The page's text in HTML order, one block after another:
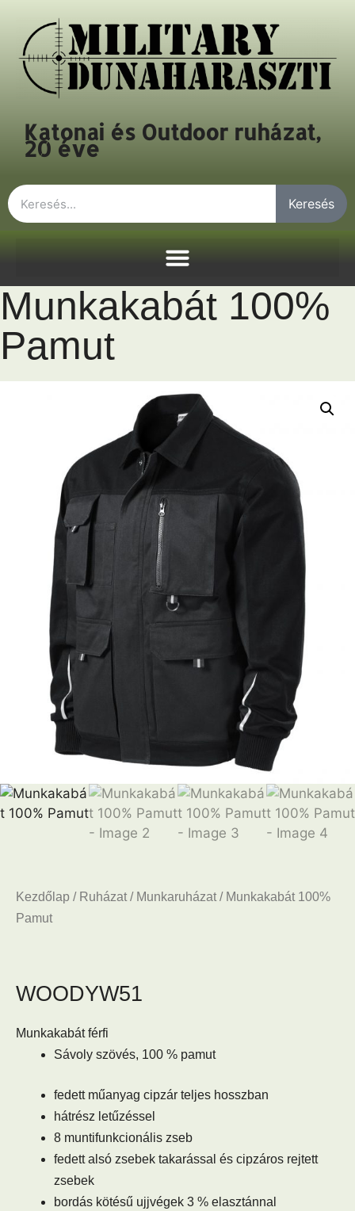
Katonai és Outdoor ruházat,
20 éve
Keresés
Munkakabát 100%
Pamut
Kezdőlap / Ruházat/ Munkaruházat/ Munkakabát 100%
Pamut
WOODYW51
Munkakabát férfi
Sávoly szövés, 100 % pamut
fedett műanyag cipzár teljes hosszban
hátrész letűzéssel
8 muntifunkcionális zseb
fedett alsó zsebek takarással és cipzáros rejtett
zsebek
bordás kötésű ujjvégek 3 % elasztánnal